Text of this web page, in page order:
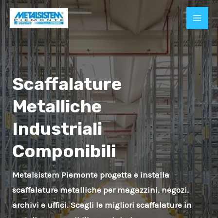
Vai
al
contenuto
Scaffalature
Metalliche
Industriali
Componibili
Metalsistem Piemonte progetta e installa
scaffalature metalliche per magazzini, negozi,
archivi e uffici. Scegli le migliori scaffalature in
DISATTIVA
DISATTIVA
DISATTIVA
DISATTIVA